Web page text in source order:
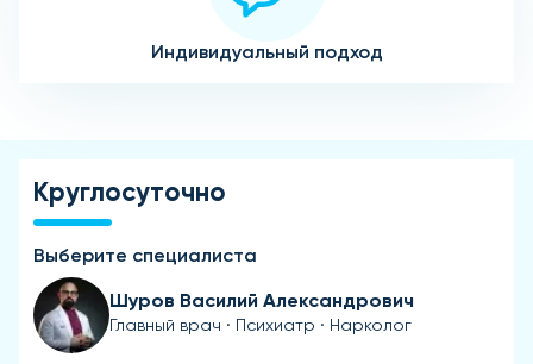
Индивидуальный подход
Круглосуточно
Выберите специалиста
Шуров Василий Александрович
Главный врач · Психиатр · Нарколог